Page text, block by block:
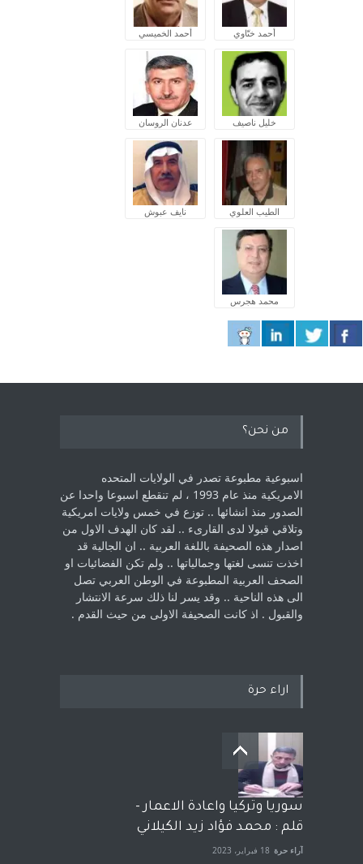
أحمد ختّاوي أحمد الخميسي
خليل ناصيف عدنان الروسان
الطيب العلوي نايف عبوش
محمد هجرس
من نحن؟
اسبوعية مطبوعة تصدر في الولايات المتحده
الامريكية منذ عام 1993 ، لم ‏تنقطع اسبوعا واحدا عن
الصدور منذ انشائها .. توزع في خمس ولايات امريكية
‏وتلاقي قبولا لدى القارىء ..‏ لقد كان الهدف الاول من
اصدار هذه الصحيفة باللغة العربية .. ان الجالية قد
اخذت ‏تنسى لغتها وجمالياتها .. ولم تكن الفضائيات او
الصحف العربية المطبوعة في الوطن ‏العربي تصل
الى هذه الناحية .. وقد يسر لنا ذلك سرعة الانتشار
والقبول . اذ كانت ‏الصحيفة الاولى من حيث القدم . ‏
اراء حرة
سوريا وتركيا واعادة الاعمار -
قلم : محمد فؤاد زيد الكيلاني
آراء حرة 18 فبراير، 2023